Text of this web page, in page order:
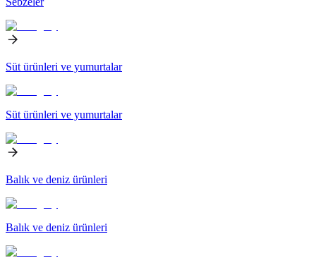
Süt ürünleri ve yumurtalar
Süt ürünleri ve yumurtalar
Balık ve deniz ürünleri
Balık ve deniz ürünleri